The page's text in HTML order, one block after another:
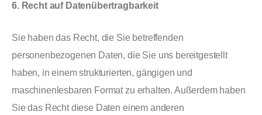
6. Recht auf Datenübertragbarkeit
Sie haben das Recht, die Sie betreffenden
personenbezogenen Daten, die Sie uns bereitgestellt
haben, in einem strukturierten, gängigen und
maschinenlesbaren Format zu erhalten. Außerdem haben
Sie das Recht diese Daten einem anderen